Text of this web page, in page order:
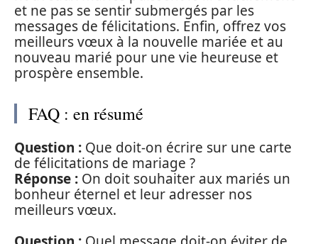
et ne pas se sentir submergés par les
messages de félicitations. Enfin, offrez vos
meilleurs vœux à la nouvelle mariée et au
nouveau marié pour une vie heureuse et
prospère ensemble.
FAQ : en résumé
Question : Que doit-on écrire sur une carte
de félicitations de mariage ?
Réponse : On doit souhaiter aux mariés un
bonheur éternel et leur adresser nos
meilleurs vœux.